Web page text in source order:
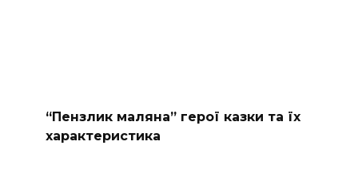
“Пензлик маляна” герої казки та їх
характеристика